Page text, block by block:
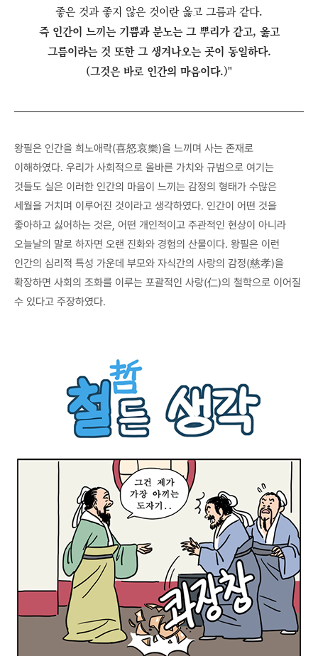
좋은 것과 좋지 않은 것이란 옳고 그름과 같다.
즉 인간이 느끼는 기쁨과 분노는 그 뿌리가 같고, 옳고
그름이라는 것 또한 그 생겨나오는 곳이 동일하다.
(그것은 바로 인간의 마음이다.)"
왕필은 인간을 희노애락(喜怒哀樂)을 느끼며 사는 존재로
이해하였다. 우리가 사회적으로 올바른 가치와 규범으로 여기는
것들도 실은 이러한 인간의 마음이 느끼는 감정의 형태가 수많은
세월을 거치며 이루어진 것이라고 생각하였다. 인간이 어떤 것을
좋아하고 싫어하는 것은, 어떤 개인적이고 주관적인 현상이 아니라
오늘날의 말로 하자면 오랜 진화와 경험의 산물이다. 왕필은 이런
인간의 심리적 특성 가운데 부모와 자식간의 사랑의 감정(慈孝)을
확장하면 사회의 조화를 이루는 포괄적인 사랑(仁)의 철학으로 이어질
수 있다고 주장하였다.